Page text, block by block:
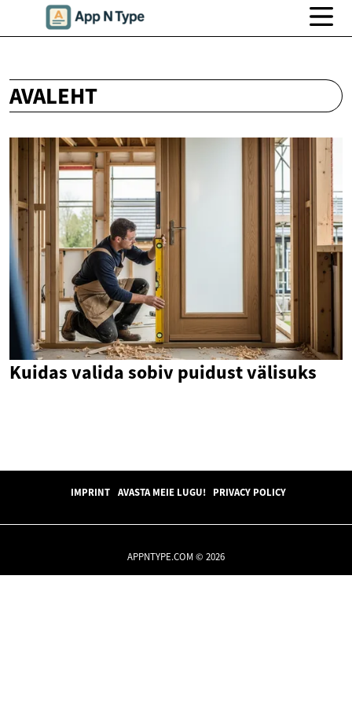
AVALEHT
Kuidas valida sobiv puidust välisuks
IMPRINT AVASTA MEIE LUGU! PRIVACY POLICY
APPNTYPE.COM © 2026